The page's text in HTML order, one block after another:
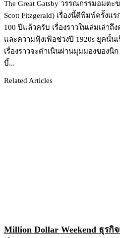
The Great Gatsby วรรณกรรมอมต
Scott Fitzgerald) เรื่องนี้ตีพิมพ์ครั้งแ
100 ปีแล้วครับ เรื่องราวในเล่มเล่า
และความฟุ้งเฟ้อช่วงปี 1920s ยุคนั้น
เรื่องราวจะดำเนินผ่านมุมมองของนิ
บี้...
Related Articles
Million Dollar Weekend ธุรกิ